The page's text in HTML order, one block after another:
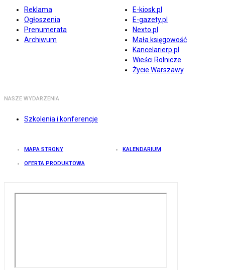
Reklama
Ogłoszenia
Prenumerata
Archiwum
E-kiosk.pl
E-gazety.pl
Nexto.pl
Mała księgowość
Kancelarierp.pl
Wieści Rolnicze
Życie Warszawy
NASZE WYDARZENIA
Szkolenia i konferencje
MAPA STRONY KALENDARIUM
OFERTA PRODUKTOWA